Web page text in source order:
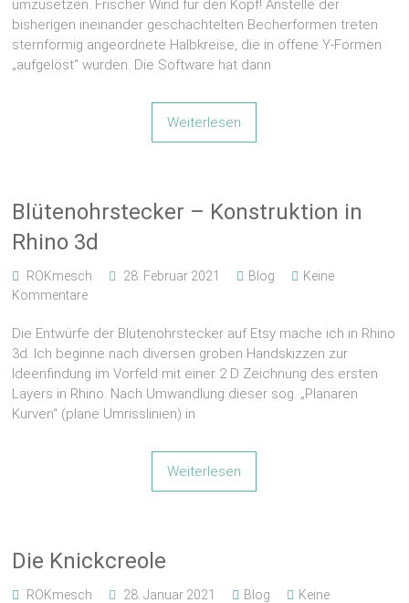
umzusetzen. Frischer Wind für den Kopf! Anstelle der
bisherigen ineinander geschachtelten Becherformen treten
sternförmig angeordnete Halbkreise, die in offene Y-Formen
„aufgelöst“ wurden. Die Software hat dann
Weiterlesen
Blütenohrstecker – Konstruktion in
Rhino 3d
ROKmesch 28. Februar 2021 Blog
Keine
Kommentare
Die Entwürfe der Blütenohrstecker auf Etsy mache ich in Rhino
3d. Ich beginne nach diversen groben Handskizzen zur
Ideenfindung im Vorfeld mit einer 2 D Zeichnung des ersten
Layers in Rhino. Nach Umwandlung dieser sog. „Planaren
Kurven“ (plane Umrisslinien) in
Weiterlesen
Die Knickcreole
ROKmesch 28. Januar 2021 Blog
Keine